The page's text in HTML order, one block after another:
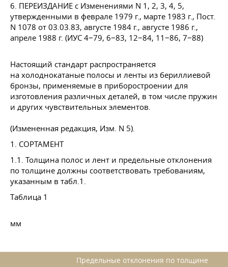
6. ПЕРЕИЗДАНИЕ с Изменениями N 1, 2, 3, 4, 5,
утвержденными в феврале 1979 г., марте 1983 г., Пост.
N 1078 от 03.03.83, августе 1984 г., августе 1986 г.,
апреле 1988 г. (ИУС 4−79, 6−83, 12−84, 11−86, 7−88)
Настоящий стандарт распространяется
на холоднокатаные полосы и ленты из бериллиевой
бронзы, применяемые в приборостроении для
изготовления различных деталей, в том числе пружин
и других чувствительных элементов.
(Измененная редакция, Изм. N 5).
1. СОРТАМЕНТ
1.1. Толщина полос и лент и предельные отклонения
по толщине должны соответствовать требованиям,
указанным в табл.1.
Таблица 1
мм
Предельные отклонения по толщине